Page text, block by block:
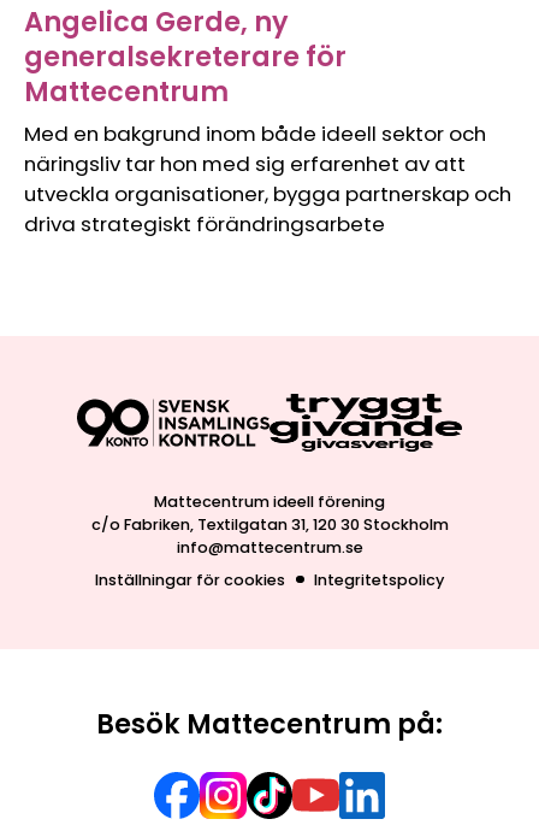
Angelica Gerde, ny
generalsekreterare för
Mattecentrum
Med en bakgrund inom både ideell sektor och
näringsliv tar hon med sig erfarenhet av att
utveckla organisationer, bygga partnerskap och
driva strategiskt förändringsarbete
Mattecentrum ideell förening
c/o Fabriken, Textilgatan 31, 120 30 Stockholm
info@mattecentrum.se
Inställningar för cookies
Integritetspolicy
Besök Mattecentrum på: